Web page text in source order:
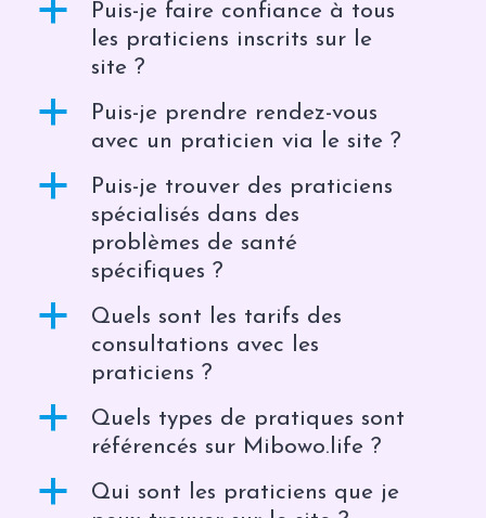
a
Puis-je faire confiance à tous
les praticiens inscrits sur le
site ?
a
Puis-je prendre rendez-vous
avec un praticien via le site ?
a
Puis-je trouver des praticiens
spécialisés dans des
problèmes de santé
spécifiques ?
a
Quels sont les tarifs des
consultations avec les
praticiens ?
a
Quels types de pratiques sont
référencés sur Mibowo.life ?
a
Qui sont les praticiens que je